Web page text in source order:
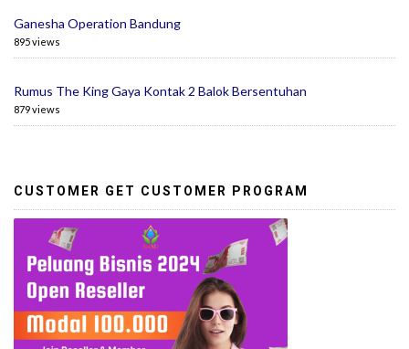
Ganesha Operation Bandung
895 views
Rumus The King Gaya Kontak 2 Balok Bersentuhan
879 views
CUSTOMER GET CUSTOMER PROGRAM